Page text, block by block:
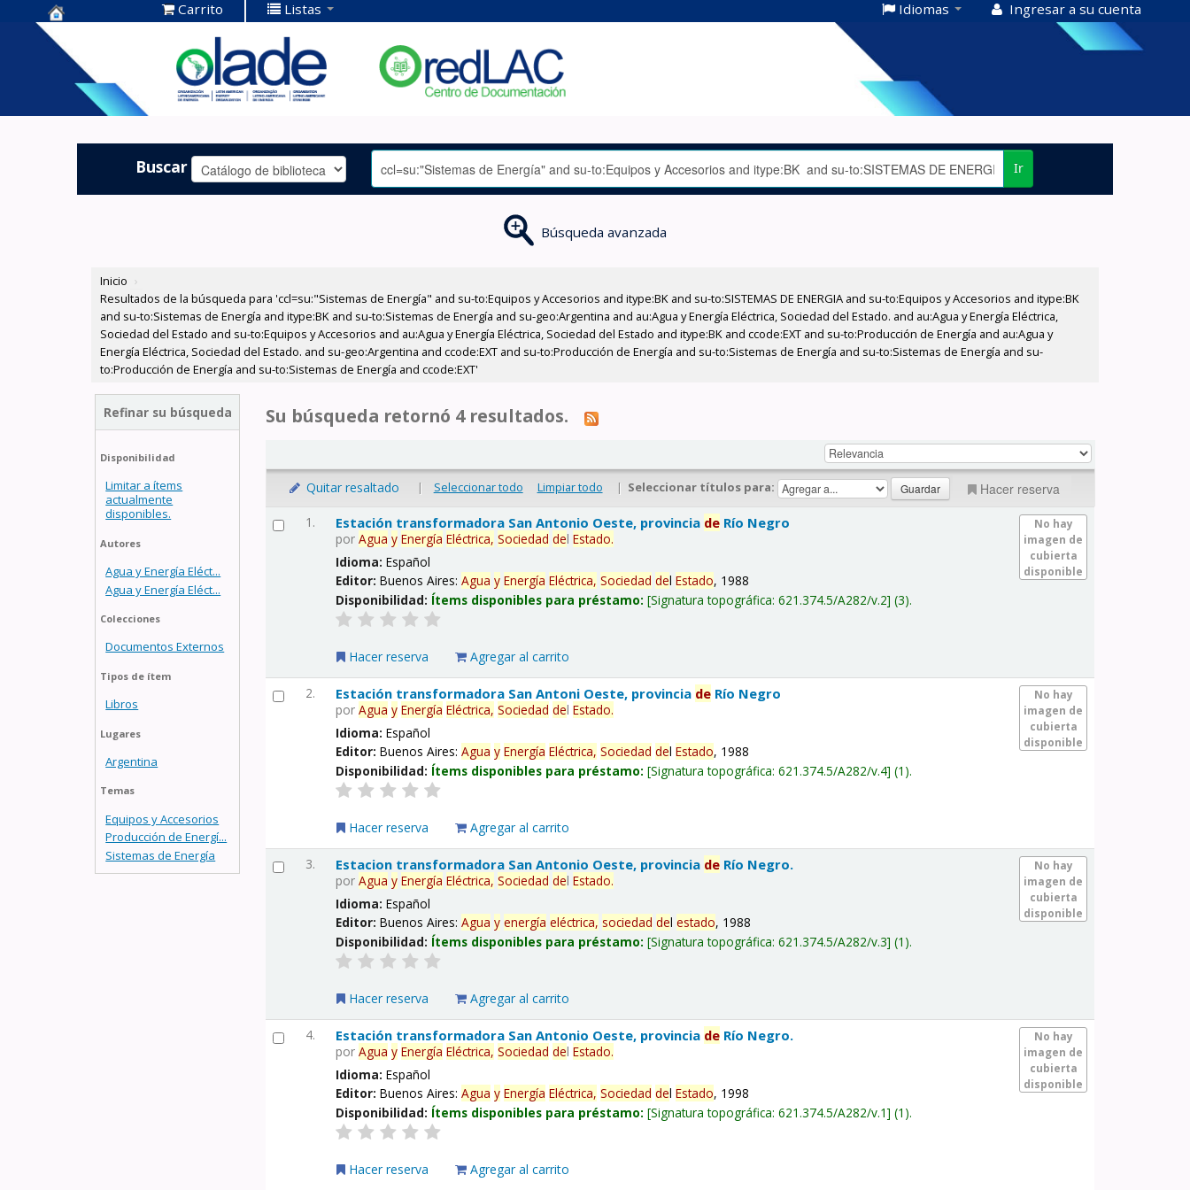
Centro de
Documentación
OLADE -
Carrito Listas Idiomas Ingresar a su cuenta
Buscar Ir
Búsqueda avanzada
Inicio ›
Resultados de la búsqueda para 'ccl=su:"Sistemas de Energía" and su-to:Equipos y Accesorios and itype:BK and su-to:SISTEMAS DE ENERGIA and su-to:Equipos y Accesorios and itype:BK
and su-to:Sistemas de Energía and itype:BK and su-to:Sistemas de Energía and su-geo:Argentina and au:Agua y Energía Eléctrica, Sociedad del Estado. and au:Agua y Energía Eléctrica,
Sociedad del Estado and su-to:Equipos y Accesorios and au:Agua y Energía Eléctrica, Sociedad del Estado and itype:BK and ccode:EXT and su-to:Producción de Energía and au:Agua y
Energía Eléctrica, Sociedad del Estado. and su-geo:Argentina and ccode:EXT and su-to:Producción de Energía and su-to:Sistemas de Energía and su-to:Sistemas de Energía and su-
to:Producción de Energía and su-to:Sistemas de Energía and ccode:EXT'
Refinar su búsqueda
Disponibilidad
Limitar a ítems
actualmente
disponibles.
Autores
Agua y Energía Eléct...
Agua y Energía Eléct...
Colecciones
Documentos Externos
Tipos de ítem
Libros
Lugares
Argentina
Temas
Equipos y Accesorios
Producción de Energí...
Sistemas de Energía
Su búsqueda retornó 4 resultados.
Quitar resaltado | Seleccionar todo Limpiar todo | Seleccionar títulos para: Hacer reserva
1.
No hay
imagen de
cubierta
disponible
Estación transformadora San Antonio Oeste, provincia de Río Negro
porAgua y Energía Eléctrica, Sociedad delEstado.
Idioma:Español
Editor:Buenos Aires:Agua y Energía Eléctrica, Sociedad delEstado, 1988
Disponibilidad: Ítems disponibles para préstamo: Signatura topográfica:621.374.5/A282/v.2 (3).
Hacer reserva Agregar al carrito
2.
No hay
imagen de
cubierta
disponible
Estación transformadora San Antoni Oeste, provincia de Río Negro
porAgua y Energía Eléctrica, Sociedad delEstado.
Idioma:Español
Editor:Buenos Aires:Agua y Energía Eléctrica, Sociedad delEstado, 1988
Disponibilidad: Ítems disponibles para préstamo: Signatura topográfica:621.374.5/A282/v.4 (1).
Hacer reserva Agregar al carrito
3.
No hay
imagen de
cubierta
disponible
Estacion transformadora San Antonio Oeste, provincia de Río Negro.
porAgua y Energía Eléctrica, Sociedad delEstado.
Idioma:Español
Editor:Buenos Aires:Agua y energía eléctrica, sociedad delestado, 1988
Disponibilidad: Ítems disponibles para préstamo: Signatura topográfica:621.374.5/A282/v.3 (1).
Hacer reserva Agregar al carrito
4.
No hay
imagen de
cubierta
disponible
Estación transformadora San Antonio Oeste, provincia de Río Negro.
porAgua y Energía Eléctrica, Sociedad delEstado.
Idioma:Español
Editor:Buenos Aires:Agua y Energía Eléctrica, Sociedad delEstado, 1998
Disponibilidad: Ítems disponibles para préstamo: Signatura topográfica:621.374.5/A282/v.1 (1).
Hacer reserva Agregar al carrito